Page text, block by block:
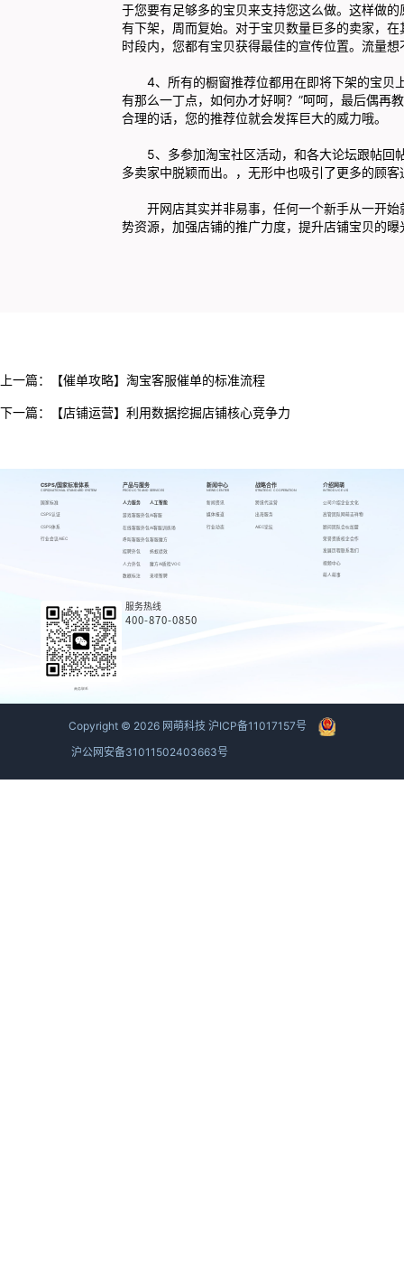
于您要有足够多的宝贝来支持您这么做。这样做
有下架，周而复始。对于宝贝数量巨多的卖家，
时段内，您都有宝贝获得最佳的宣传位置。流量想
4、所有的橱窗推荐位都用在即将下架的宝贝
有那么一丁点，如何办才好啊？”呵呵，最后偶再
合理的话，您的推荐位就会发挥巨大的威力哦。
5、多参加淘宝社区活动，和各大论坛跟帖回
多卖家中脱颖而出。，无形中也吸引了更多的顾
开网店其实并非易事，任何一个新手从一开始
势资源，加强店铺的推广力度，提升店铺宝贝的
上一篇： 【催单攻略】淘宝客服催单的标准流程
下一篇： 【店铺运营】利用数据挖掘店铺核心竞争力
CSPS/国家标准体系
CSPS/NATIONAL STANDARD SYSTEM
国家标准
CSPS认证
CSPS体系
行业会议AIEC
产品与服务
PRODUCTS AND SERVICES
人力服务
游戏客服外包
在线客服外包
呼叫客服外包
招聘外包
人力外包
数据标注
人工智能
AI客服
AI客服训练场
客服魔方
蚂蚁绩效
魔方AI质检VOC
来呗智聘
新闻中心
NEWS CENTER
新闻资讯
媒体报道
行业动态
战略合作
STRATEGIC COOPERATION
跨境代运营
出海服务
AIEC论坛
介绍网萌
INTRODUCE US
公司介绍
高管团队
顾问团队
荣誉资质
发展历程
视频中心
萌人萌事
企业文化
网萌吉祥物
合伙加盟
校企合作
联系我们
商务联系
服务热线
400-870-0850
Copyright © 2026 网萌科技 沪ICP备11017157号
沪公网安备31011502403663号